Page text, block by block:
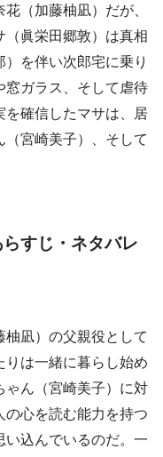
（加藤柚凪）だが、
（眞栄田郷敦）は真相
を伴い次郎宅に乗り
窓ガラス、そして虐待
を確信したマサは、居
宮崎美子）、そして
すじ・ネタバレ
凪）の父親役として
りは一緒に暮らし始め
ゃん（宮崎美子）に対
の心を読む能力を持つ
い込んでいるのだ。一